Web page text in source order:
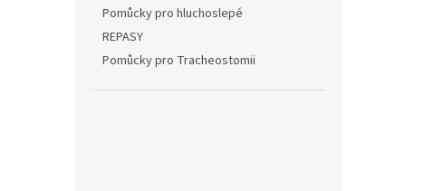
Pomůcky pro hluchoslepé
REPASY
Pomůcky pro Tracheostomii